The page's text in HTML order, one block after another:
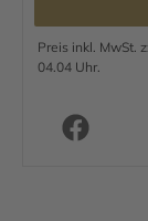
Preis inkl. MwSt.
04.04 Uhr.